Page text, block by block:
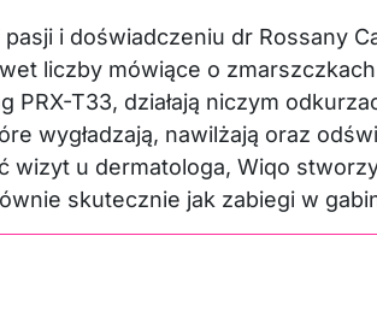
i doświadczeniu dr Rossany
liczby mówiące o
PRX-T33, działają niczym
wygładzają, nawilżają oraz
wizyt u dermatologa, Wiqo
skutecznie jak zabiegi w